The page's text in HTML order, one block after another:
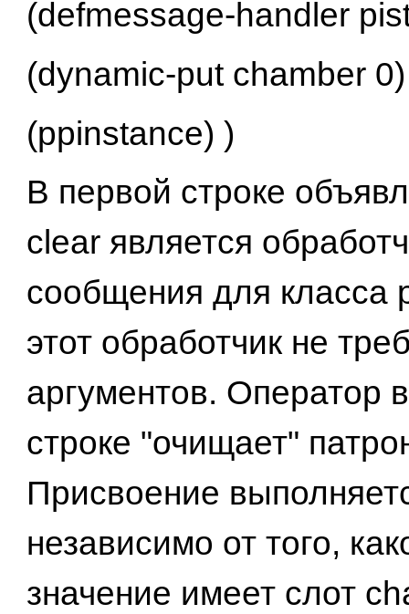
(defmessage-handler
(dynamic-put chamber 0)
(ppinstance) )
В первой строке
clear является
сообщения для класса
этот обработчик не
аргументов. Оператор
строке "очищает"
Присвоение
независимо от того,
значение имеет слот